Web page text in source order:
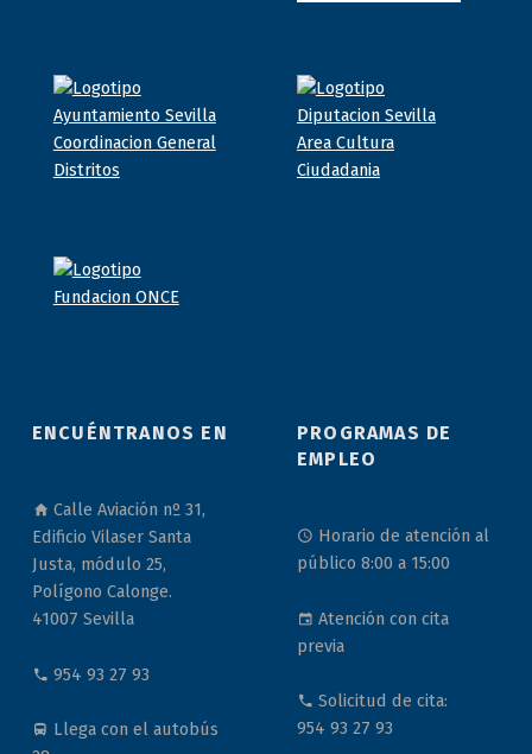
ENCUÉNTRANOS EN
Calle Aviación nº 31,
Edificio Vilaser Santa
Justa, módulo 25,
Polígono Calonge.
41007 Sevilla
954 93 27 93
Llega con el autobús
PROGRAMAS DE
EMPLEO
Horario de atención al
público 8:00 a 15:00
Atención con cita
previa
Solicitud de cita:
954 93 27 93